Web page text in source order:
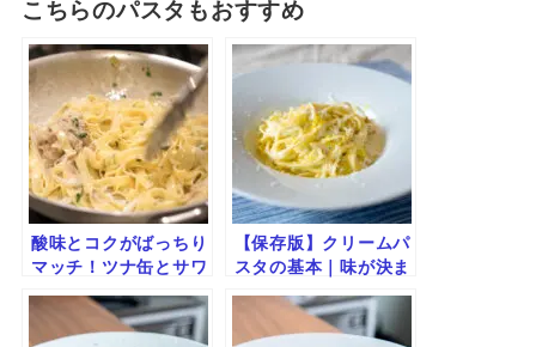
こちらのパスタもおすすめ
酸味とコクがばっちり
マッチ！ツナ缶とサワ
【保存版】クリームパ
スタの基本｜味が決ま